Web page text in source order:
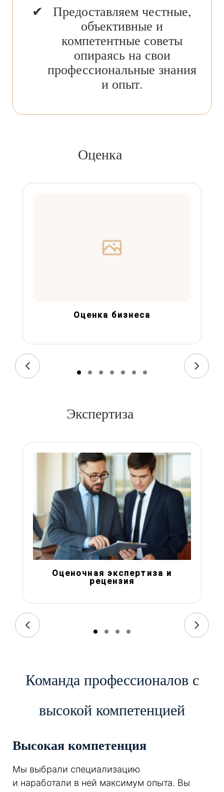
Предоставляем честные,
объективные и
компетентные советы
опираясь на свои
профессиональные знания
и опыт.
Оценка
Оценка бизнеса
Экспертиза
Оценочная экспертиза и
рецензия
Команда профессионалов с
высокой компетенцией
Высокая компетенция
Мы выбрали специализацию
и наработали в ней максимум опыта. Вы